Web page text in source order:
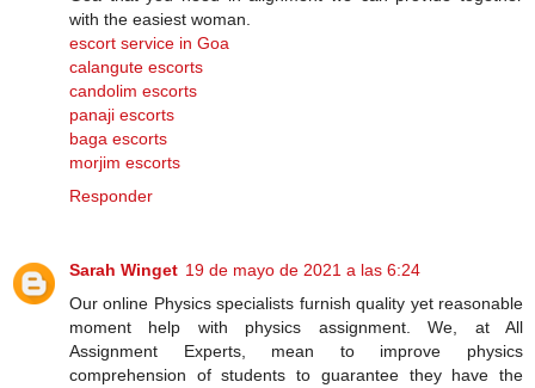
with the easiest woman.
escort service in Goa
calangute escorts
candolim escorts
panaji escorts
baga escorts
morjim escorts
Responder
Sarah Winget 19 de mayo de 2021 a las 6:24
Our online Physics specialists furnish quality yet reasonable
moment help with physics assignment. We, at All
Assignment Experts, mean to improve physics
comprehension of students to guarantee they have the